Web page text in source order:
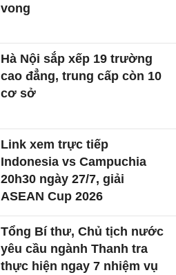
vong
Hà Nội sắp xếp 19 trường
cao đẳng, trung cấp còn 10
cơ sở
Link xem trực tiếp
Indonesia vs Campuchia
20h30 ngày 27/7, giải
ASEAN Cup 2026
Tổng Bí thư, Chủ tịch nước
yêu cầu ngành Thanh tra
thực hiện ngay 7 nhiệm vụ